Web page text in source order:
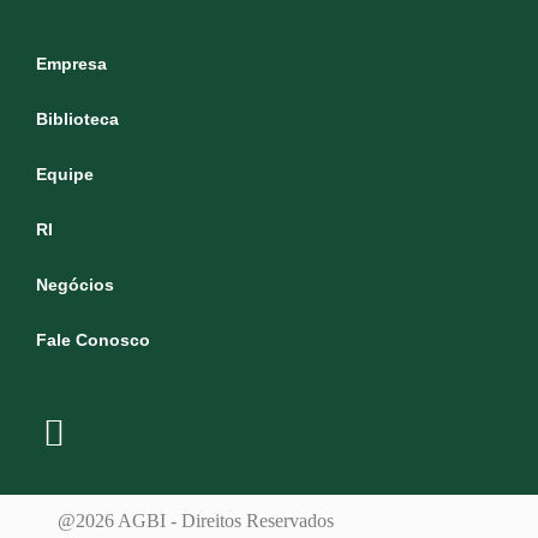
Empresa
Biblioteca
Equipe
RI
Negócios
Fale Conosco
@2026 AGBI - Direitos Reservados